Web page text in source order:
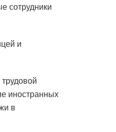
сотрудники
и
иностранных
в